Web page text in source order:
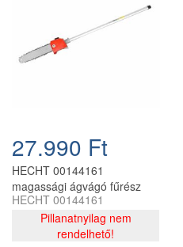
27.990 Ft
HECHT 00144161
magassági ágvágó fűrész
HECHT 1441 többfunkciós
géphez
HECHT 00144161
Pillanatnyilag nem
rendelhető!